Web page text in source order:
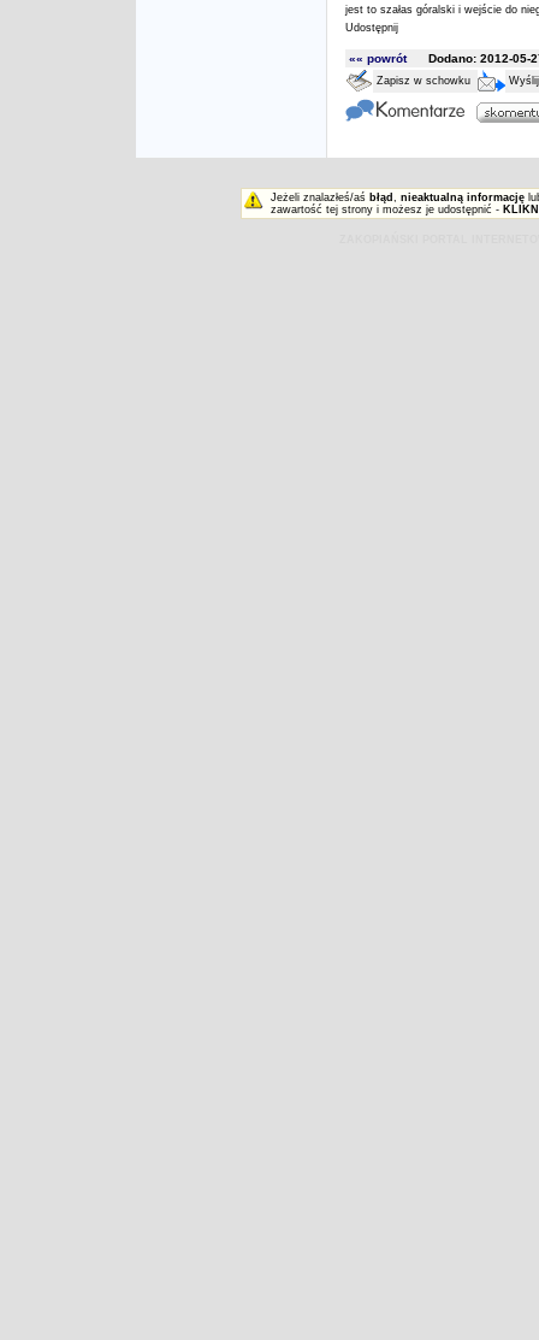
jest to szałas góralski i wejście do
Udostępnij
«« powrótDodano: 2012-05-
Zapisz w schowku
Jeżeli znalazłeś/aś błąd , nieaktualną informację
zawartość tej strony i możesz je udostępnić -